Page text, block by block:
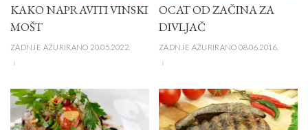
KAKO NAPRAVITI VINSKI
MOŠT
ZADNJE AŽURIRANO 20.05.2022.
OCAT OD ZAČINA ZA
DIVLJAČ
ZADNJE AŽURIRANO 08.06.2016.